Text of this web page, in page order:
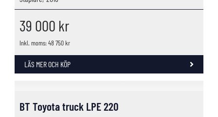
39 000 kr
Inkl. moms: 48 750 kr
LÄS MER OCH KÖP
BT Toyota truck LPE 220